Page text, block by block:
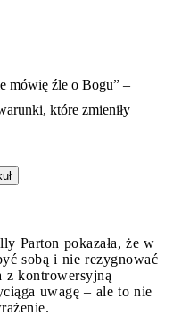
mówię źle o Bogu” –
które zmieniły
Parton pokazała, że w
sobą i nie rezygnować
z kontrowersyjną
uwagę – ale to nie